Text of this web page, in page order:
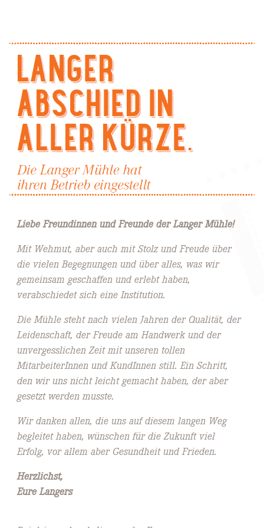
Liebe Freundinnen und Freunde der Langer Mühle!
Mit Wehmut, aber auch mit Stolz und Freude über
die vielen Begegnungen und über alles, was wir
gemeinsam geschaffen und erlebt haben,
verabschiedet sich eine Institution.
Die Mühle steht nach vielen Jahren der Qualität, der
Leidenschaft, der Freude am Handwerk und der
unvergesslichen Zeit mit unseren tollen
MitarbeiterInnen und KundInnen still. Ein Schritt,
den wir uns nicht leicht gemacht haben, der aber
gesetzt werden musste.
Wir danken allen, die uns auf diesem langen Weg
begleitet haben, wünschen für die Zukunft viel
Erfolg, vor allem aber Gesundheit und Frieden.
Herzlichst,
Eure Langers